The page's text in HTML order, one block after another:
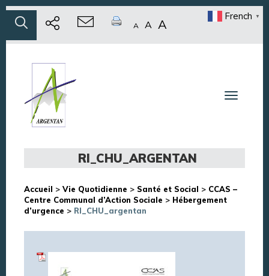
A A A
French ▼
Toggle
RI_CHU_ARGENTAN
Accueil > Vie Quotidienne > Santé et Social > CCAS –
Centre Communal d’Action Sociale > Hébergement
d’urgence > RI_CHU_argentan